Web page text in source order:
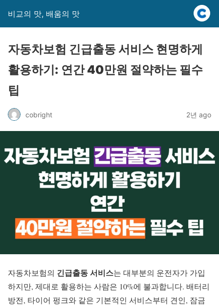
비교의 맛, 배움의 맛
자동차보험 긴급출동 서비스 현명하게
활용하기: 연간 40만원 절약하는 필수
팁
cobright 2년 ago
자동차보험의 긴급출동 서비스는 대부분의 운전자가 가입
하지만, 제대로 활용하는 사람은 10%에 불과합니다. 배터리
방전, 타이어 펑크와 같은 기본적인 서비스부터 견인, 잠금